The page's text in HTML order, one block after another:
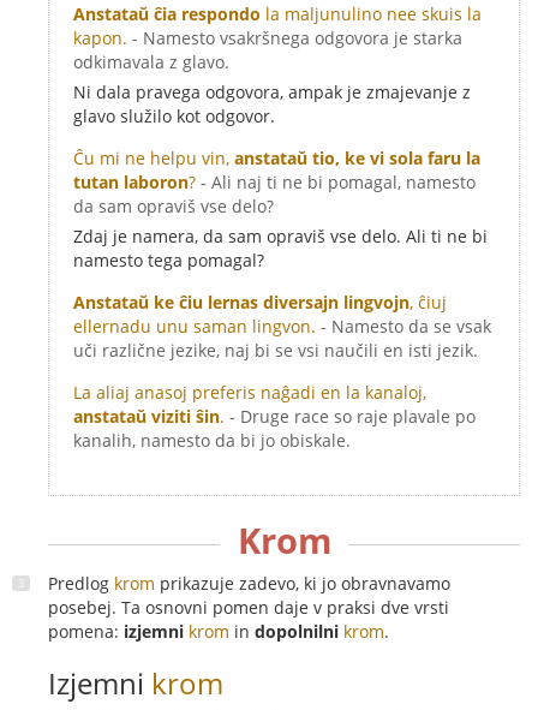
Anstataŭ ĉia respondo la maljunulino nee skuis la
kapon. - Namesto vsakršnega odgovora je starka
odkimavala z glavo.
Ni dala pravega odgovora, ampak je zmajevanje z
glavo služilo kot odgovor.
Ĉu mi ne helpu vin, anstataŭ tio, ke vi sola faru la
tutan laboron? - Ali naj ti ne bi pomagal, namesto
da sam opraviš vse delo?
Zdaj je namera, da sam opraviš vse delo. Ali ti ne bi
namesto tega pomagal?
Anstataŭ ke ĉiu lernas diversajn lingvojn, ĉiuj
ellernadu unu saman lingvon. - Namesto da se vsak
uči različne jezike, naj bi se vsi naučili en isti jezik.
La aliaj anasoj preferis naĝadi en la kanaloj,
anstataŭ viziti ŝin. - Druge race so raje plavale po
kanalih, namesto da bi jo obiskale.
Krom
Predlog krom prikazuje zadevo, ki jo obravnavamo
posebej. Ta osnovni pomen daje v praksi dve vrsti
pomena: izjemni krom in dopolnilni krom.
Izjemni krom